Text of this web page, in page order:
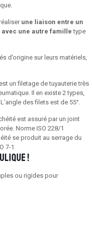
une liaison entre un
avec une autre famille type
d’origine sur leurs matériels,
un filetage de tuyauterie très
Il en existe 2 types,
des filets est de 55°.
est assuré par un joint
Norme ISO 228/1
se produit au serrage du
7-1
!
ou rigides pour